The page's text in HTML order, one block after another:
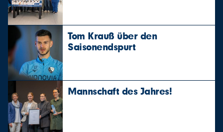
Tom Krauß über den
Saisonendspurt
Mannschaft des Jahres!